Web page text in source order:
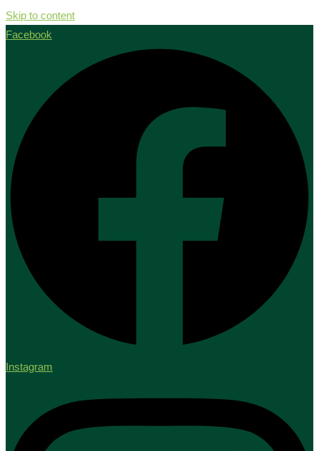
Skip to content
Facebook
Instagram